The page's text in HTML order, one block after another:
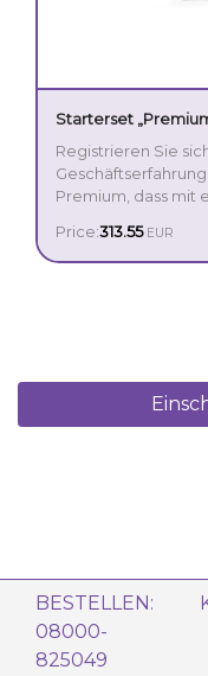
Starterset
Registrieren Sie
Premium, dass mit
Leistungsfähigkeit
die perfekte
Price:313.55 EUR
BESTELLEN:
08000-
825049